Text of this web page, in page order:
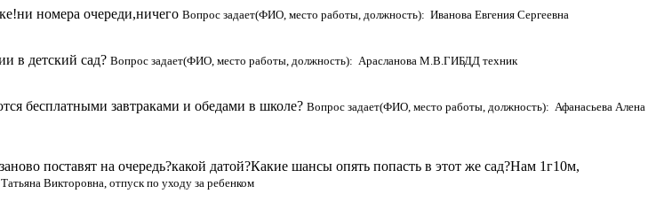
номера очереди,ничего Вопрос задает(ФИО, место работы, должность): Иванова Евгения Сергеевна
в детский сад? Вопрос задает(ФИО, место работы, должность): Арасланова М.В.ГИБДД техник
бесплатными завтраками и обедами в школе? Вопрос задает(ФИО, место работы, должность): Афанасьева Алена
поставят на очередь?какой датой?Какие шансы опять попасть в этот же сад?Нам 1г10м,
Викторовна, отпуск по уходу за ребенком